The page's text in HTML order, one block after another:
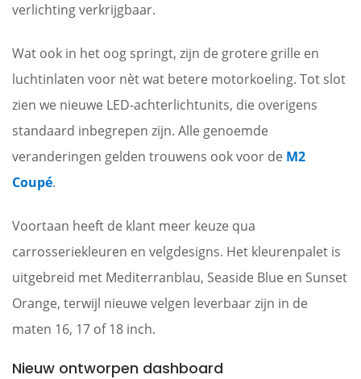
verlichting verkrijgbaar.
Wat ook in het oog springt, zijn de grotere grille en
luchtinlaten voor nèt wat betere motorkoeling. Tot slot
zien we nieuwe LED-achterlichtunits, die overigens
standaard inbegrepen zijn. Alle genoemde
veranderingen gelden trouwens ook voor de M2
Coupé.
Voortaan heeft de klant meer keuze qua
carrosseriekleuren en velgdesigns. Het kleurenpalet is
uitgebreid met Mediterranblau, Seaside Blue en Sunset
Orange, terwijl nieuwe velgen leverbaar zijn in de
maten 16, 17 of 18 inch.
Nieuw ontworpen dashboard